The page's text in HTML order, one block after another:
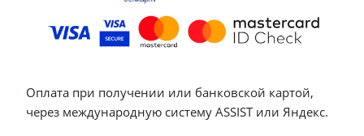
Оплата при получении или банковской картой,
через международную систему ASSIST или Яндекс.